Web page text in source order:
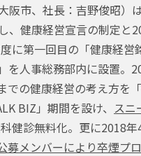
阪市、社長：吉野俊昭
、健康経営宣言の制定
に第一回目の「健康経
を人事総務部内に設置
での健康経営の考え方
BIZ」期間を設け、 スニ
健診無料化。更に2018年
募メンバーにより卒煙プ